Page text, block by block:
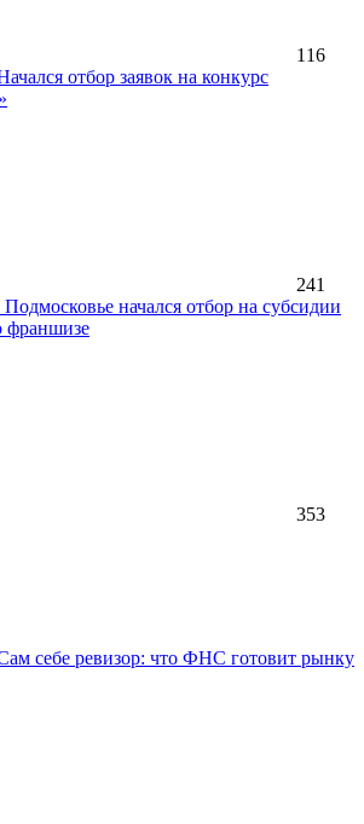
116
отбор заявок на конкурс
241
начался отбор на субсидии
франшизе
353
себе ревизор: что ФНС готовит рынку